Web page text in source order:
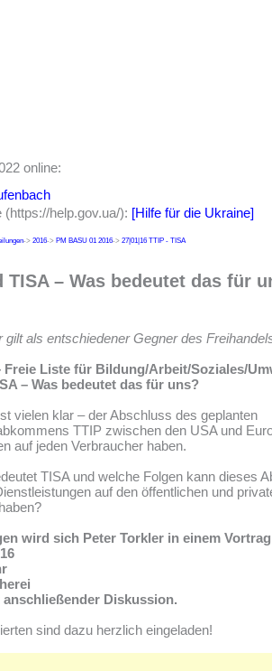
online:
(https://help.gov.ua/): [Hilfe für die Ukraine]
-> 2016-> PM BASU 01 2016-> 27|01|16 TTIP - TISA
TISA – Was bedeutet das für
gilt als entschiedener Gegner des
Freie Liste für Bildung/Arbeit/Soziales/
– Was bedeutet das für uns?
vielen klar – der Abschluss des geplanten
TTIP zwischen den USA und
auf jeden Verbraucher haben.
TISA und welche Folgen kann dieses
auf den öffentlichen und
wird sich Peter Torkler in einem Vortrag
Diskussion.
sind dazu herzlich eingeladen!